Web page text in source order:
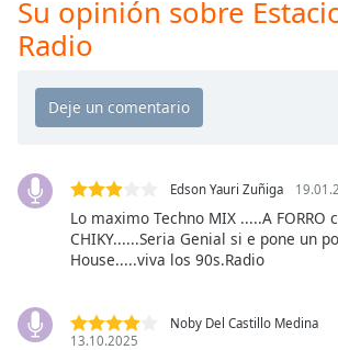
Text
Background
Opacity
Color
Su opinión sobre
Radio
Edson Yauri Zuñiga
Lo maximo Techno MIX .....A FORRO
CHIKY......Seria Genial si e pone un
House.....viva los 90s.Radio
Noby Del Castillo Medina
13.10.2025